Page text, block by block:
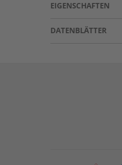
EIGENSCHAFTEN
DATENBLÄTTER